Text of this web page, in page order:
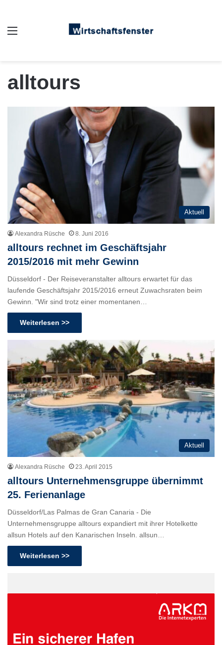
alltours
Aktuell
Alexandra Rüsche 8. Juni 2016
alltours rechnet im Geschäftsjahr
2015/2016 mit mehr Gewinn
Düsseldorf - Der Reiseveranstalter alltours erwartet für das
laufende Geschäftsjahr 2015/2016 erneut Zuwachsraten beim
Gewinn. "Wir sind trotz einer momentanen…
Weiterlesen >>
Aktuell
Alexandra Rüsche 23. April 2015
alltours Unternehmensgruppe übernimmt
25. Ferienanlage
Düsseldorf/Las Palmas de Gran Canaria - Die
Unternehmensgruppe alltours expandiert mit ihrer Hotelkette
allsun Hotels auf den Kanarischen Inseln. allsun…
Weiterlesen >>